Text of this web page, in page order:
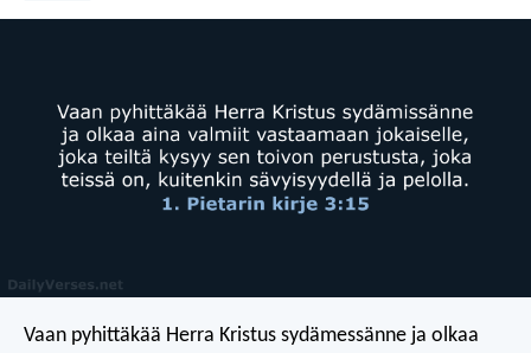
Vaan pyhittäkää Herra Kristus sydämessänne ja olkaa